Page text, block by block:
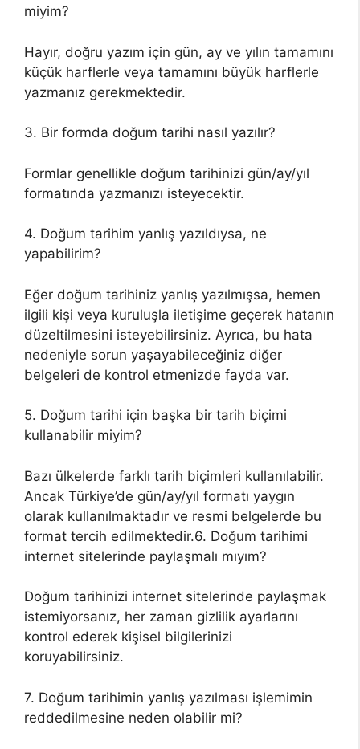
miyim?
Hayır, doğru yazım için gün, ay ve yılın tamamını
küçük harflerle veya tamamını büyük harflerle
yazmanız gerekmektedir.
3. Bir formda doğum tarihi nasıl yazılır?
Formlar genellikle doğum tarihinizi gün/ay/yıl
formatında yazmanızı isteyecektir.
4. Doğum tarihim yanlış yazıldıysa, ne
yapabilirim?
Eğer doğum tarihiniz yanlış yazılmışsa, hemen
ilgili kişi veya kuruluşla iletişime geçerek hatanın
düzeltilmesini isteyebilirsiniz. Ayrıca, bu hata
nedeniyle sorun yaşayabileceğiniz diğer
belgeleri de kontrol etmenizde fayda var.
5. Doğum tarihi için başka bir tarih biçimi
kullanabilir miyim?
Bazı ülkelerde farklı tarih biçimleri kullanılabilir.
Ancak Türkiye’de gün/ay/yıl formatı yaygın
olarak kullanılmaktadır ve resmi belgelerde bu
format tercih edilmektedir.6. Doğum tarihimi
internet sitelerinde paylaşmalı mıyım?
Doğum tarihinizi internet sitelerinde paylaşmak
istemiyorsanız, her zaman gizlilik ayarlarını
kontrol ederek kişisel bilgilerinizi
koruyabilirsiniz.
7. Doğum tarihimin yanlış yazılması işlemimin
reddedilmesine neden olabilir mi?